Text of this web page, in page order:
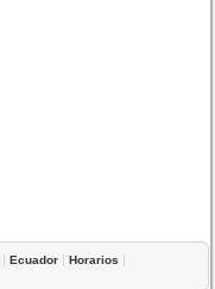
|Ecuador |Horarios |